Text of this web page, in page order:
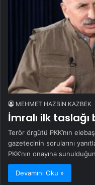
MEHMET HAZBİN KAZBEK
İmralı ilk
Terör örgütü PKK’nın
gazetecinin sorularını
PKK’nın onayına
Devamını Oku »